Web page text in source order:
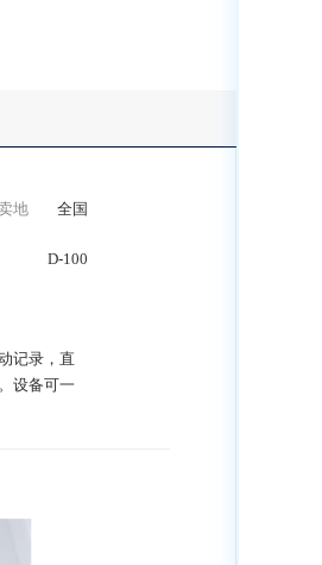
地 全国
D-100
记录，直
设备可一